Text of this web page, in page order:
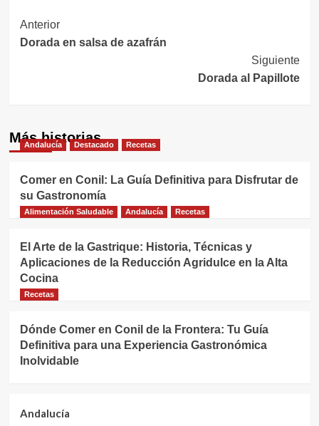
Navegación
de
Anterior
Dorada en salsa de azafrán
Siguiente
Dorada al Papillote
Más historias
Andalucía Destacado Recetas
Comer en Conil: La Guía Definitiva para Disfrutar de
su Gastronomía
Alimentación Saludable Andalucía Recetas
El Arte de la Gastrique: Historia, Técnicas y
Aplicaciones de la Reducción Agridulce en la Alta
Cocina
Recetas
Dónde Comer en Conil de la Frontera: Tu Guía
Definitiva para una Experiencia Gastronómica
Inolvidable
Andalucía